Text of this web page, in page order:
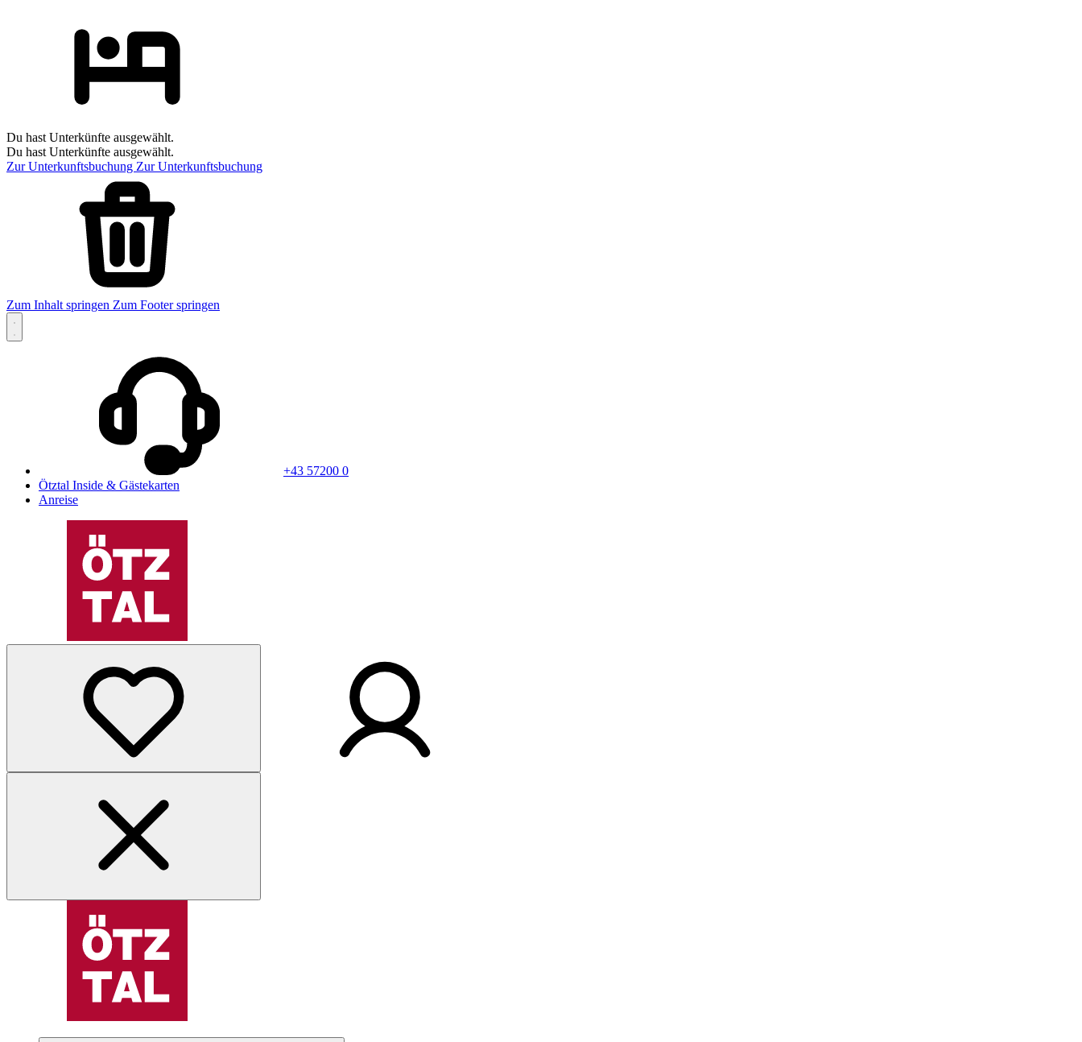
Du hast Unterkünfte ausgewählt.
Du hast Unterkünfte ausgewählt.
Zur Unterkunftsbuchung Zur Unterkunftsbuchung
Zum Inhalt springen Zum Footer springen
+43 57200 0
Ötztal Inside & Gästekarten
Anreise